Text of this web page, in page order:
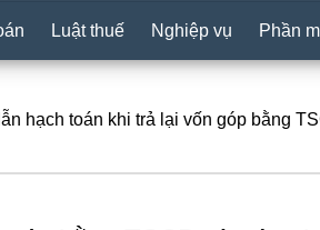
Luật thuế Nghiệp vụ Phần
hạch toán khi trả lại vốn góp bằng